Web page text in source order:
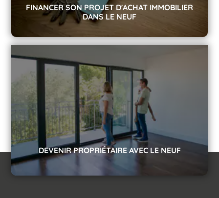
FINANCER SON PROJET D'ACHAT IMMOBILIER
DANS LE NEUF
Vous souhaitez acquérir un bien immobilier neuf ?
Toutes les étapes pour financer votre investissement.
DEVENIR PROPRIÉTAIRE AVEC LE NEUF